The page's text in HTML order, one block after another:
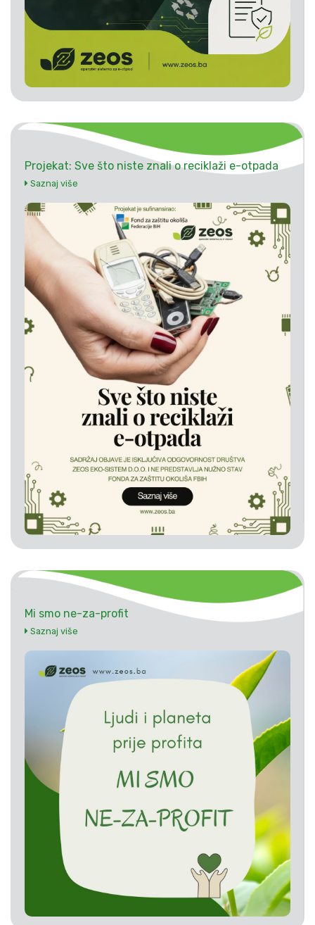
Projekat: Sve što niste znali o reciklaži e-otpada
Saznaj više
Mi smo ne-za-profit
Saznaj više